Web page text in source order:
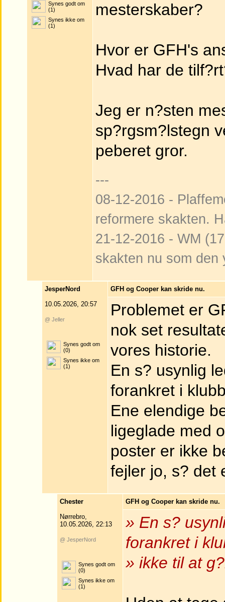
Synes godt om
(1)
Synes ikke om
(1)
mesterskaber?
Hvor er GFH's
Hvad har de
Jeg er n?sten
sp?rgsm?lstegn
peberet gror.
---
08-12-2016 -
reformere skakten.
21-12-2016 - WM
skakten nu som
JesperNord
10.05.2026, 20:57
@ Jeller
Synes godt om
(0)
Synes ikke om
(1)
GFH og Cooper kan skride nu.
Problemet er
nok set
vores historie.
En s? usynlig
forankret i
Ene elendige
ligeglade med
poster er ikke
fejler jo, s? det
Chester
Nørrebro,
10.05.2026, 22:13
@ JesperNord
Synes godt om
(0)
Synes ikke om
(1)
GFH og Cooper kan skride nu.
» En s?
forankret i
» ikke til at